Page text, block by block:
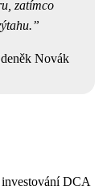
zatímco
Novák
DCA